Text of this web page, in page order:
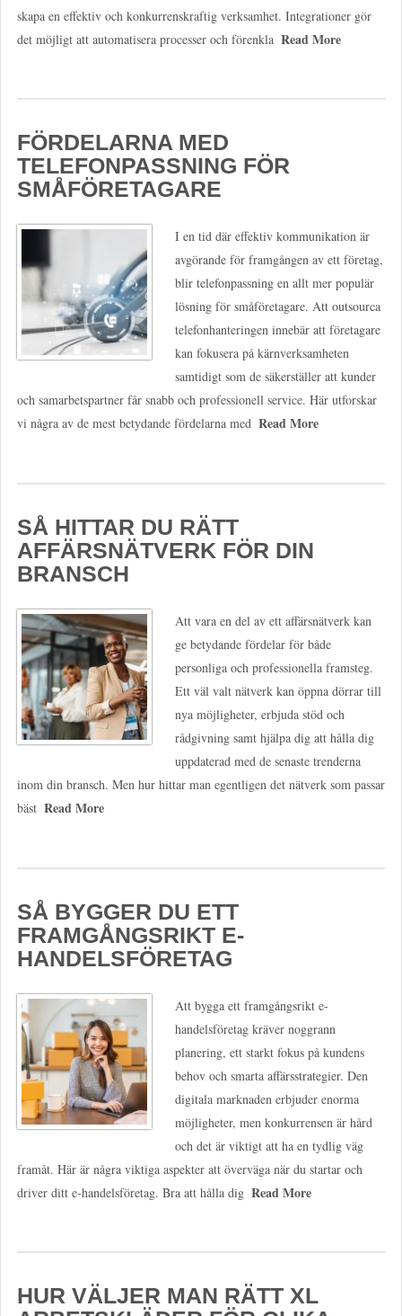
skapa en effektiv och konkurrenskraftig verksamhet. Integrationer gör
det möjligt att automatisera processer och förenkla Read More
FÖRDELARNA MED
TELEFONPASSNING FÖR
SMÅFÖRETAGARE
I en tid där effektiv kommunikation är
avgörande för framgången av ett företag,
blir telefonpassning en allt mer populär
lösning för småföretagare. Att outsourca
telefonhanteringen innebär att företagare
kan fokusera på kärnverksamheten
samtidigt som de säkerställer att kunder
och samarbetspartner får snabb och professionell service. Här utforskar
vi några av de mest betydande fördelarna med Read More
SÅ HITTAR DU RÄTT
AFFÄRSNÄTVERK FÖR DIN
BRANSCH
Att vara en del av ett affärsnätverk kan
ge betydande fördelar för både
personliga och professionella framsteg.
Ett väl valt nätverk kan öppna dörrar till
nya möjligheter, erbjuda stöd och
rådgivning samt hjälpa dig att hålla dig
uppdaterad med de senaste trenderna
inom din bransch. Men hur hittar man egentligen det nätverk som passar
bäst Read More
SÅ BYGGER DU ETT
FRAMGÅNGSRIKT E-
HANDELSFÖRETAG
Att bygga ett framgångsrikt e-
handelsföretag kräver noggrann
planering, ett starkt fokus på kundens
behov och smarta affärsstrategier. Den
digitala marknaden erbjuder enorma
möjligheter, men konkurrensen är hård
och det är viktigt att ha en tydlig väg
framåt. Här är några viktiga aspekter att överväga när du startar och
driver ditt e-handelsföretag. Bra att hålla dig Read More
HUR VÄLJER MAN RÄTT XL